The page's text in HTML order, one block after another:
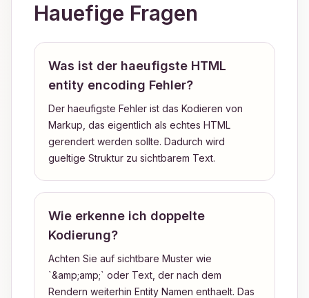
Hauefige Fragen
Was ist der haeufigste HTML
entity encoding Fehler?
Der haeufigste Fehler ist das Kodieren von
Markup, das eigentlich als echtes HTML
gerendert werden sollte. Dadurch wird
gueltige Struktur zu sichtbarem Text.
Wie erkenne ich doppelte
Kodierung?
Achten Sie auf sichtbare Muster wie
`&amp;amp;` oder Text, der nach dem
Rendern weiterhin Entity Namen enthaelt. Das